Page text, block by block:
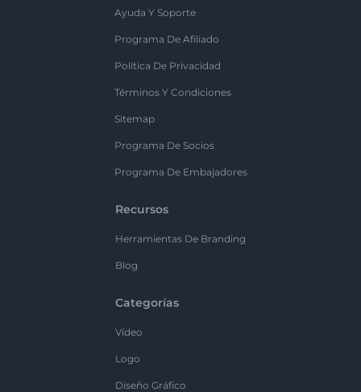
Ayuda Y Soporte
Programa De Afiliado
Política De Privacidad
Términos Y Condiciones
Sitemap
Programa De Socios
Programa De Embajadores
Recursos
Herramientas De Branding
Blog
Categorías
Vídeo
Logo
Diseño Gráfico